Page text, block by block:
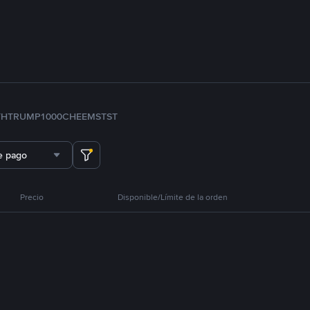
TRUMP1000CHEEMSTST
pago
Precio Disponible/Límite de la orden